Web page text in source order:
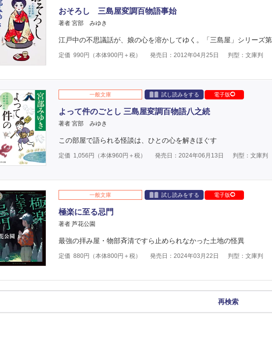
おそろし 三島屋変調百物語事始
著者 宮部 みゆき
江戸中の不思議話が、娘の心を溶かしてゆく。「三島屋」シリーズ
定価 990円（本体900円＋税） 発売日：2012年04月25日 判型：文庫判
一般文庫 試し読みをする 電子版
よって件のごとし 三島屋変調百物語八之続
著者 宮部 みゆき
この部屋で語られる怪談は、ひとの心を解きほぐす
定価 1,056 円（本体960円＋税） 発売日：2024年06月13日 判型：文庫判
一般文庫 試し読みをする 電子版
極楽に至る忌門
著者 芦花公園
最強の拝み屋・物部斉清ですら止められなかった土地の怪異
定価 880円（本体800円＋税） 発売日：2024年03月22日 判型：文庫判
再検索